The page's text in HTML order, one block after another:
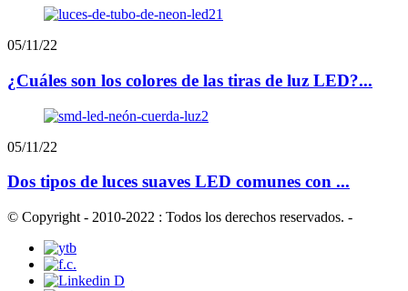
05/11/22
¿Cuáles son los colores de las tiras de luz LED?...
05/11/22
Dos tipos de luces suaves LED comunes con ...
© Copyright - 2010-2022 : Todos los derechos reservados. -